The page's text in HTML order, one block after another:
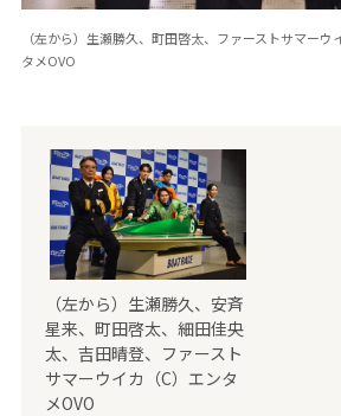
（左から）生瀬勝久、町田啓太、ファーストサマー
タメOVO
（左から）生瀬勝久、安斉
星来、町田啓太、細田佳央
太、吉田晴登、ファースト
サマーウイカ（C）エンタ
メOVO